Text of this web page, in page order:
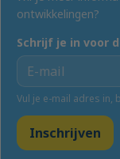
ontwikkelingen?
Schrijf je in voor
Vul je e-mail adres in,
Inschrijven